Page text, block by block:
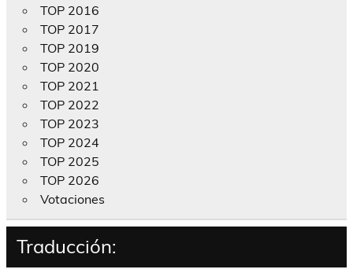
TOP 2016
TOP 2017
TOP 2019
TOP 2020
TOP 2021
TOP 2022
TOP 2023
TOP 2024
TOP 2025
TOP 2026
Votaciones
Traducción: